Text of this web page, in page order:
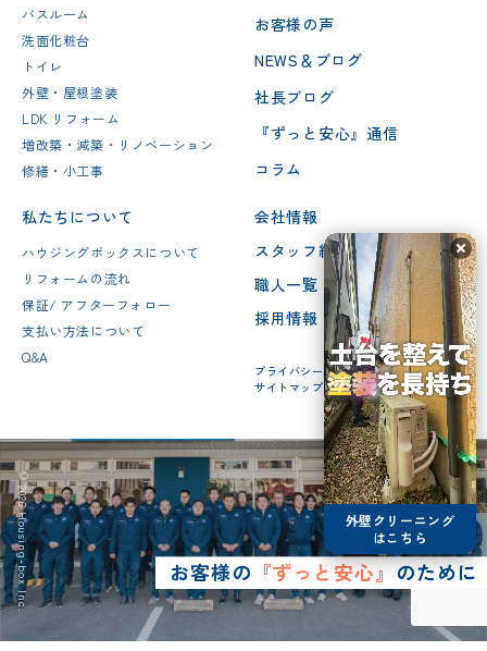
バスルーム
洗面化粧台
トイレ
外壁・屋根塗装
LDK リフォーム
増改築・減築・リノベーション
修繕・小工事
お客様の声
NEWS＆ブログ
社長ブログ
『ずっと安心』通信
コラム
私たちについて
ハウジングボックスについて
リフォームの流れ
保証/ アフターフォロー
支払い方法について
Q&A
会社情報
スタッフ紹介
職人一覧
採用情報
プライバシーポリシー
サイトマップ
お客様の 『ずっと安心』のために
© 2026 Housing-box Inc.
外壁クリーニング
はこちら